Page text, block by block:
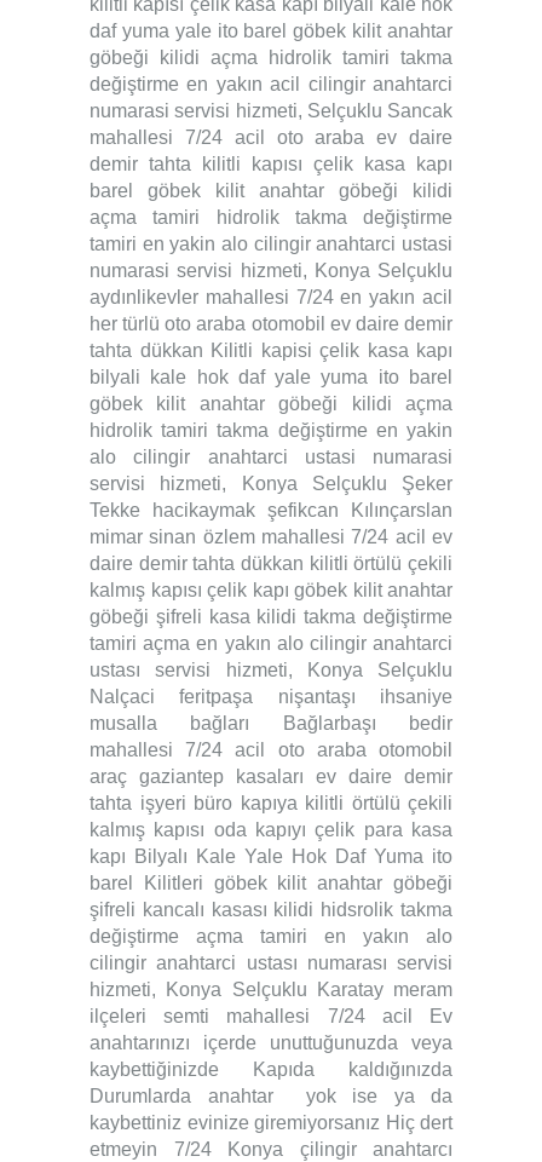
kilitli kapısı çelik kasa kapı bilyali kale hok
daf yuma yale ito barel göbek kilit anahtar
göbeği kilidi açma hidrolik tamiri takma
değiştirme en yakın acil cilingir anahtarci
numarasi servisi hizmeti, Selçuklu Sancak
mahallesi 7/24 acil oto araba ev daire
demir tahta kilitli kapısı çelik kasa kapı
barel göbek kilit anahtar göbeği kilidi
açma tamiri hidrolik takma değiştirme
tamiri en yakin alo cilingir anahtarci ustasi
numarasi servisi hizmeti, Konya Selçuklu
aydınlikevler mahallesi 7/24 en yakın acil
her türlü oto araba otomobil ev daire demir
tahta dükkan Kilitli kapisi çelik kasa kapı
bilyali kale hok daf yale yuma ito barel
göbek kilit anahtar göbeği kilidi açma
hidrolik tamiri takma değiştirme en yakin
alo cilingir anahtarci ustasi numarasi
servisi hizmeti, Konya Selçuklu Şeker
Tekke hacikaymak şefikcan Kılınçarslan
mimar sinan özlem mahallesi 7/24 acil ev
daire demir tahta dükkan kilitli örtülü çekili
kalmış kapısı çelik kapı göbek kilit anahtar
göbeği şifreli kasa kilidi takma değiştirme
tamiri açma en yakın alo cilingir anahtarci
ustası servisi hizmeti, Konya Selçuklu
Nalçaci feritpaşa nişantaşı ihsaniye
musalla bağları Bağlarbaşı bedir
mahallesi 7/24 acil oto araba otomobil
araç gaziantep kasaları ev daire demir
tahta işyeri büro kapıya kilitli örtülü çekili
kalmış kapısı oda kapıyı çelik para kasa
kapı Bilyalı Kale Yale Hok Daf Yuma ito
barel Kilitleri göbek kilit anahtar göbeği
şifreli kancalı kasası kilidi hidsrolik takma
değiştirme açma tamiri en yakın alo
cilingir anahtarci ustası numarası servisi
hizmeti, Konya Selçuklu Karatay meram
ilçeleri semti mahallesi 7/24 acil Ev
anahtarınızı içerde unuttuğunuzda veya
kaybettiğinizde Kapıda kaldığınızda
Durumlarda anahtar yok ise ya da
kaybettiniz evinize giremiyorsanız Hiç dert
etmeyin 7/24 Konya çilingir anahtarcı